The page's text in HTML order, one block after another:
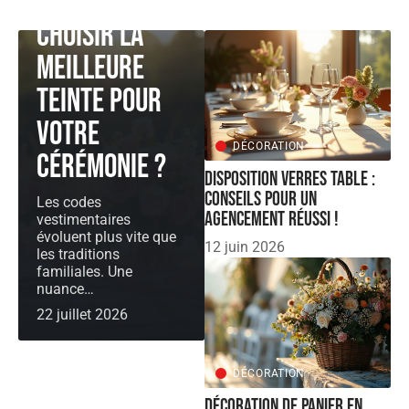
choisir la
meilleure
teinte pour
votre
cérémonie ?
Les codes
vestimentaires
évoluent plus vite que
les traditions
familiales. Une
nuance…
22 juillet 2026
DÉCORATION
Disposition verres table :
conseils pour un
agencement réussi !
12 juin 2026
DÉCORATION